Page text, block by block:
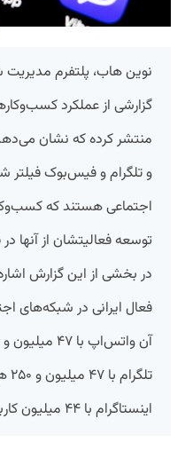
نوین ‌هاب، پلتفرم مدیریت
گزارشی از عملکرد
منتشر کرده که نشان
و تلگرام و فیس‌بوک
اجتماعی هستند که
توسعه فعالیتشان از آنها
در بخشی از این گزارش
فعال ایرانی در شبکه‌های
اینستاگرام با ۴۴ میلیون کاربر در جایگاه سوم قرار دارند.